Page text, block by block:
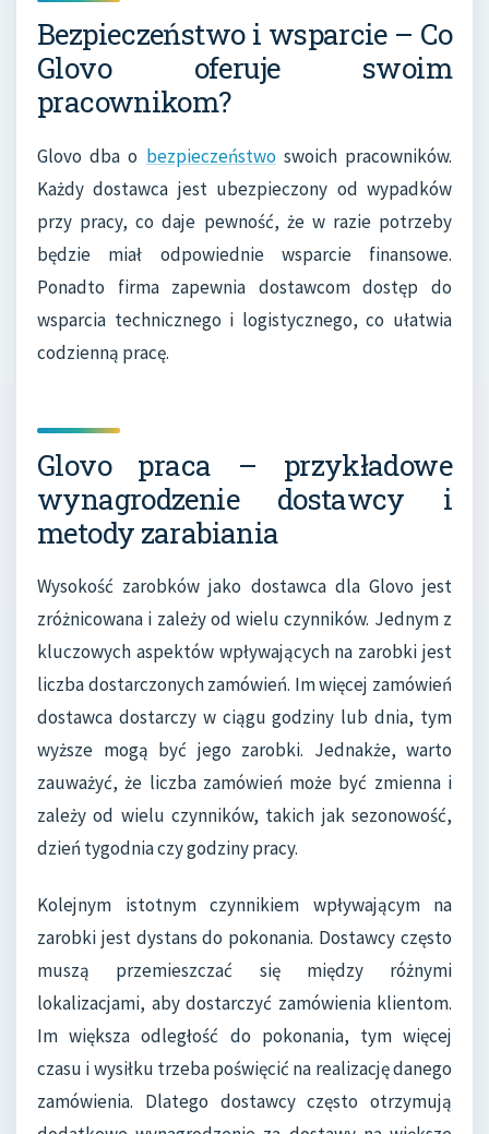
Bezpieczeństwo i wsparcie – Co
Glovo oferuje swoim
pracownikom?
Glovo dba o bezpieczeństwoswoich pracowników.
Każdy dostawca jest ubezpieczony od wypadków
przy pracy, co daje pewność, że w razie potrzeby
będzie miał odpowiednie wsparcie finansowe.
Ponadto firma zapewnia dostawcom dostęp do
wsparcia technicznego i logistycznego, co ułatwia
codzienną pracę.
Glovo praca – przykładowe
wynagrodzenie dostawcy i
metody zarabiania
Wysokość zarobków jako dostawca dla Glovo jest
zróżnicowana i zależy od wielu czynników. Jednym z
kluczowych aspektów wpływających na zarobki jest
liczba dostarczonych zamówień. Im więcej zamówień
dostawca dostarczy w ciągu godziny lub dnia, tym
wyższe mogą być jego zarobki. Jednakże, warto
zauważyć, że liczba zamówień może być zmienna i
zależy od wielu czynników, takich jak sezonowość,
dzień tygodnia czy godziny pracy.
Kolejnym istotnym czynnikiem wpływającym na
zarobki jest dystans do pokonania. Dostawcy często
muszą przemieszczać się między różnymi
lokalizacjami, aby dostarczyć zamówienia klientom.
Im większa odległość do pokonania, tym więcej
czasu i wysiłku trzeba poświęcić na realizację danego
zamówienia. Dlatego dostawcy często otrzymują